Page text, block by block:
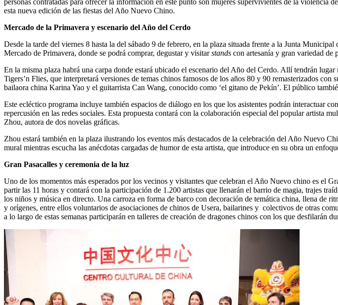
esta nueva edición de las fiestas del Año Nuevo Chino.
Mercado de la Primavera y escenario del Año del Cerdo
Desde la tarde del viernes 8 hasta la del sábado 9 de febrero, en la plaza situada frente a la Junta
Mercado de Primavera, donde se podrá comprar, degustar y visitarstands con artesanía y gran variedad de
En la misma plaza habrá una carpa donde estará ubicado el escenario del Año del Cerdo. Allí tendrán
Tigers’n Flies, que interpretará versiones de temas chinos famosos de los años 80 y 90 remasterizados
bailaora china Karina Yao y el guitarrista Can Wang, conocido como ‘el gitano de Pekín’. El público
Este ecléctico programa incluye también espacios de diálogo en los que los asistentes podrán interactuar con
repercusión en las redes sociales. Esta propuesta contará con la colaboración especial del popular artista
Zhou, autora de dos novelas gráficas.
Zhou estará también en la plaza ilustrando los eventos más destacados de la celebración del Año Nuevo
mural mientras escucha las anécdotas cargadas de humor de esta artista, que introduce en su obra un
Gran Pasacalles y ceremonia de la luz
Uno de los momentos más esperados por los vecinos y visitantes que celebran el Año Nuevo chino es el
partir las 11 horas y contará con la participación de 1.200 artistas que llenarán el barrio de magia, trajes
los niños y música en directo. Una carroza en forma de barco con decoración de temática china, llena de
y orígenes, entre ellos voluntarios de asociaciones de chinos de Usera, bailarines y colectivos de otras
a lo largo de estas semanas participarán en talleres de creación de dragones chinos con los que desfilarán